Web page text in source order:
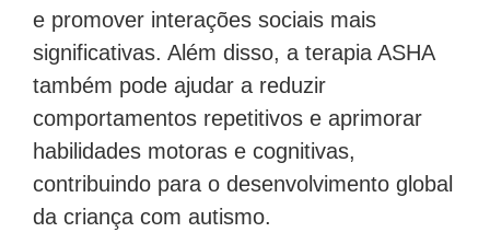
e promover interações sociais mais
significativas. Além disso, a terapia ASHA
também pode ajudar a reduzir
comportamentos repetitivos e aprimorar
habilidades motoras e cognitivas,
contribuindo para o desenvolvimento global
da criança com autismo.